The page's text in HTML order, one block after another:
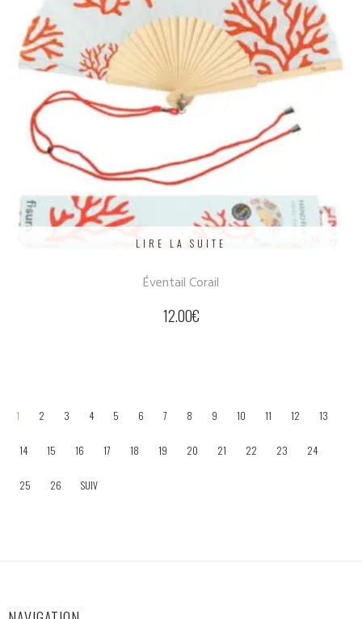
LIRE LA SUITE
Éventail Corail
12.00€
1 2 3 4 5 6 7 8 9 10 11 12 13
14 15 16 17 18 19 20 21 22 23 24
25 26 SUIV